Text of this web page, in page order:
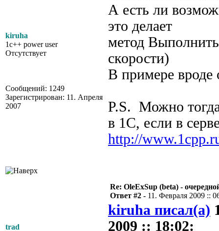
kiruha
1c++ power user
Отсутствует
Сообщений: 1249
Зарегистрирован: 11. Апреля
2007
А есть ли
это делает
метод
скорости)
В примере вроде
P.S. Можно
в 1С, если в
http://
trad
Re: OleExSup (beta) -
Ответ #2 - 11. Февраля 2009 ::
kiruha писал(а)
2009 :: 18:02: